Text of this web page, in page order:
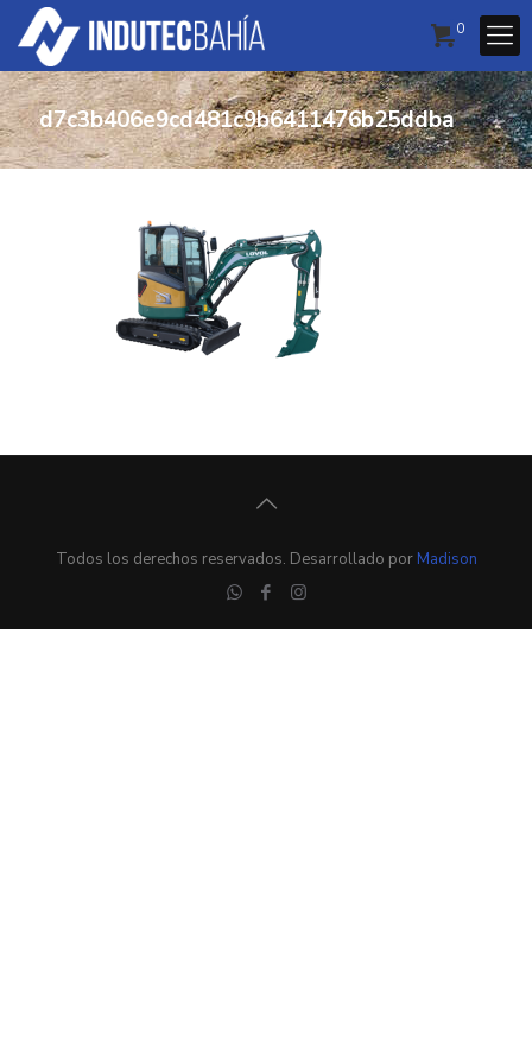
0
d7c3b406e9cd481c9b6411476b25ddba
Todos los derechos reservados. Desarrollado por Madison